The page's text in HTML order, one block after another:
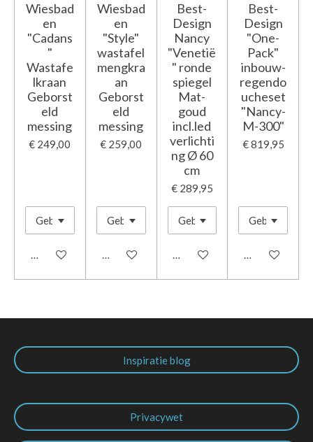
Wiesbad
en
"Cadans
"
Wastafe
lkraan
Geborst
eld
messing
€ 249,00
Houd mij op de hoogte
Wiesbad
en
"Style"
wastafel
mengkra
an
Geborst
eld
messing
€ 259,00
In winkelwagen
Best-
Design
Nancy
"Venetië
" ronde
spiegel
Mat-
goud
incl.led
verlichti
ng Ø 60
cm
€ 289,95
In winkelwagen
Best-
Design
"One-
Pack"
inbouw-
regendo
ucheset
"Nancy-
M-300"
€ 819,95
In
Inspiratie blog
Privacywet